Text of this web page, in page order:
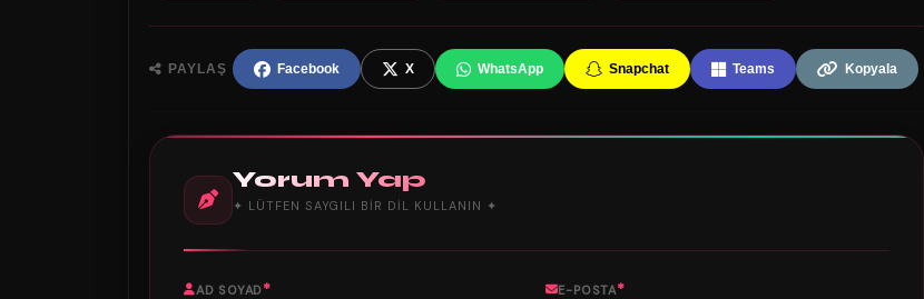
PAYLAŞ Facebook X WhatsApp Snapchat Teams Kopyala
Yorum Yap
✦ LÜTFEN SAYGILI BIR DIL KULLANIN ✦
AD SOYAD* E-POSTA*